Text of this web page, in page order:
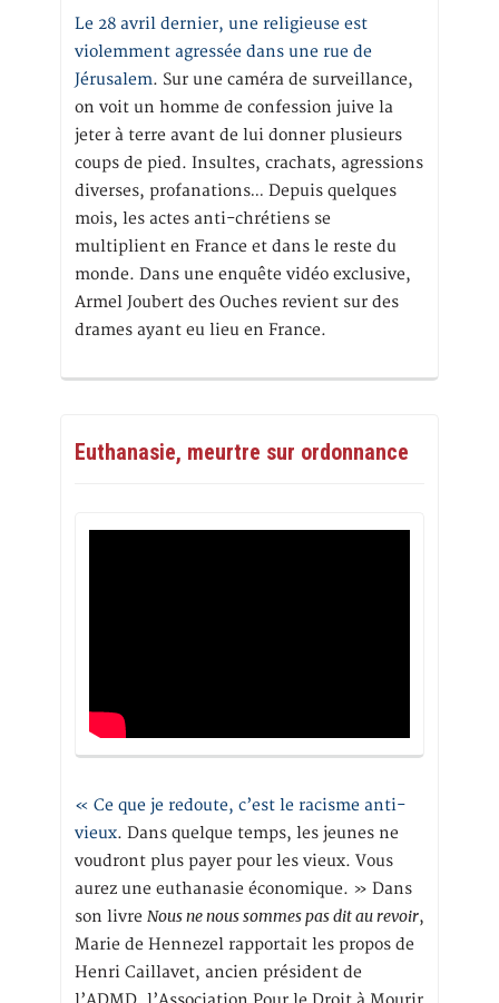
Le 28 avril dernier, une religieuse est
violemment agressée dans une rue de
Jérusalem. Sur une caméra de surveillance,
on voit un homme de confession juive la
jeter à terre avant de lui donner plusieurs
coups de pied. Insultes, crachats, agressions
diverses, profanations… Depuis quelques
mois, les actes anti-chrétiens se
multiplient en France et dans le reste du
monde. Dans une enquête vidéo exclusive,
Armel Joubert des Ouches revient sur des
drames ayant eu lieu en France.
Euthanasie, meurtre sur ordonnance
« Ce que je redoute, c’est le racisme anti-
vieux. Dans quelque temps, les jeunes ne
voudront plus payer pour les vieux. Vous
aurez une euthanasie économique. » Dans
son livre Nous ne nous sommes pas dit au revoir,
Marie de Hennezel rapportait les propos de
Henri Caillavet, ancien président de